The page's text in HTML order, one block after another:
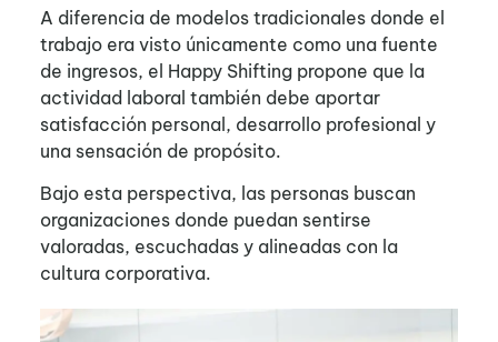
A diferencia de modelos tradicionales donde el
trabajo era visto únicamente como una fuente
de ingresos, el Happy Shifting propone que la
actividad laboral también debe aportar
satisfacción personal, desarrollo profesional y
una sensación de propósito.
Bajo esta perspectiva, las personas buscan
organizaciones donde puedan sentirse
valoradas, escuchadas y alineadas con la
cultura corporativa.